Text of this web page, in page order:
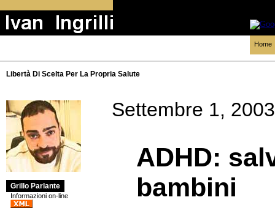
Home
Libertà Di Scelta Per La Propria Salute
Grillo Parlante
Informazioni on-line
Settembre 1, 2003
ADHD:
bambini